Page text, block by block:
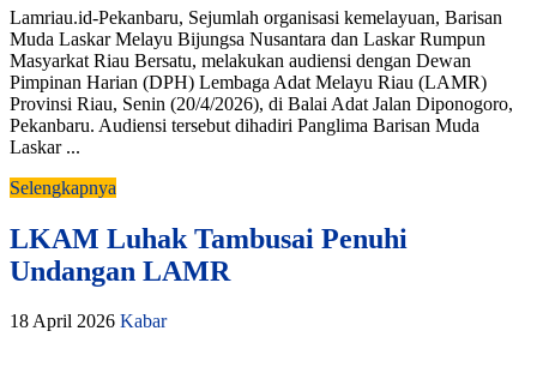
Lamriau.id-Pekanbaru, Sejumlah organisasi kemelayuan, Barisan
Muda Laskar Melayu Bijungsa Nusantara dan Laskar Rumpun
Masyarkat Riau Bersatu, melakukan audiensi dengan Dewan
Pimpinan Harian (DPH) Lembaga Adat Melayu Riau (LAMR)
Provinsi Riau, Senin (20/4/2026), di Balai Adat Jalan Diponogoro,
Pekanbaru. Audiensi tersebut dihadiri Panglima Barisan Muda
Laskar ...
Selengkapnya
LKAM Luhak Tambusai Penuhi
Undangan LAMR
18 April 2026 Kabar